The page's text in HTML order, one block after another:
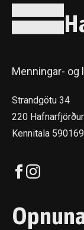
Menningar-
Strandgötu 34
220 Hafnarfjörður
Kennitala